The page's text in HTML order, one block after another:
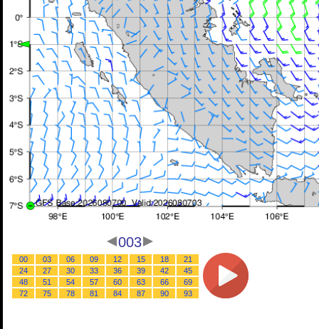
003
00 03 06 09 12 15 18
21
24
27 30 33 36 39 42
45
48
51 54 57 60 63 66
69
72
75 78 81 84 87 90 93